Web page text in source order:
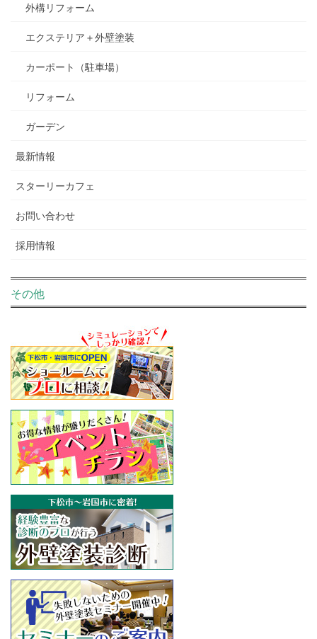
外構リフォーム
エクステリア＋外壁塗装
カーポート（駐車場）
リフォーム
ガーデン
最新情報
スターリーカフェ
お問い合わせ
採用情報
その他